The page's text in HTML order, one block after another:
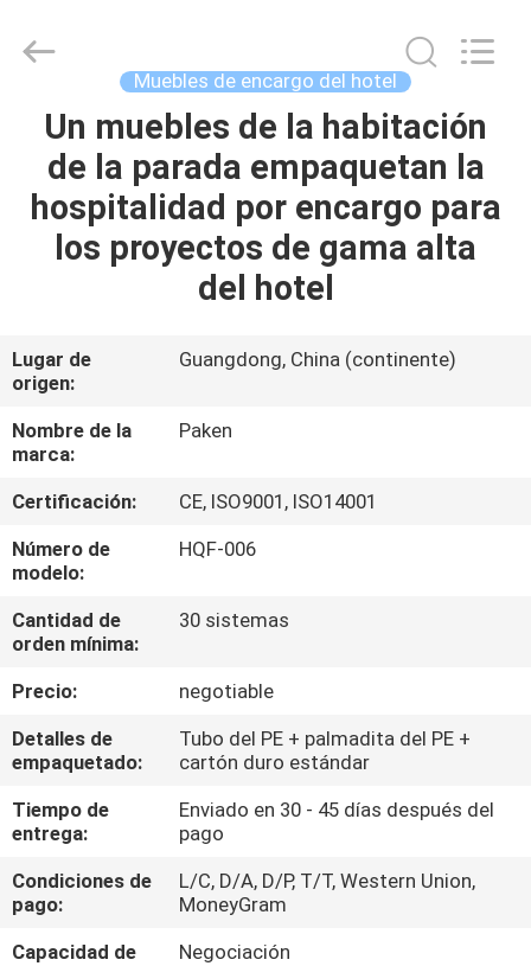
HOGAR
PRODUCTOS
VIAJE
DE
LA
FÁBRICA
CONTROL
DE
ÉNTRENOS
EN
CONTACTO
CON
PIDA
Furniture
Muebles de encargo del hotel
Un muebles de la habitación
de la parada empaquetan la
hospitalidad por encargo para
los proyectos de gama alta
del hotel
Lugar de
origen:
Guangdong, China (continente)
Nombre de la
marca:
Paken
Certificación:
CE, ISO9001, ISO14001
Número de
modelo:
HQF-006
Cantidad de
orden mínima:
30 sistemas
Precio:
negotiable
Detalles de
empaquetado:
Tubo del PE + palmadita del PE +
cartón duro estándar
Tiempo de
entrega:
Enviado en 30 - 45 días después del
pago
Condiciones de
pago:
L/C, D/A, D/P, T/T, Western Union,
MoneyGram
Capacidad de
Negociación